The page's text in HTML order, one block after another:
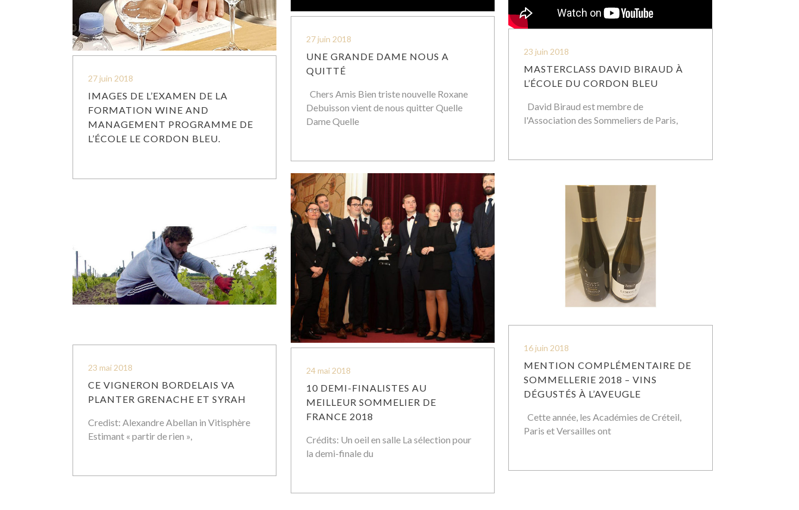
27 juin 2018
UNE GRANDE DAME NOUS A
QUITTÉ
Chers Amis Bien triste nouvelle Roxane
Debuisson vient de nous quitter Quelle
Dame Quelle
27 juin 2018
IMAGES DE L’EXAMEN DE LA
FORMATION WINE AND
MANAGEMENT PROGRAMME DE
L’ÉCOLE LE CORDON BLEU.
23 juin 2018
MASTERCLASS DAVID BIRAUD À
L’ÉCOLE DU CORDON BLEU
David Biraud est membre de
l'Association des Sommeliers de Paris,
16 juin 2018
MENTION COMPLÉMENTAIRE DE
SOMMELLERIE 2018 – VINS
DÉGUSTÉS À L’AVEUGLE
Cette année, les Académies de Créteil,
Paris et Versailles ont
24 mai 2018
10 DEMI-FINALISTES AU
MEILLEUR SOMMELIER DE
FRANCE 2018
Crédits: Un oeil en salle La sélection pour
la demi-finale du
23 mai 2018
CE VIGNERON BORDELAIS VA
PLANTER GRENACHE ET SYRAH
Credist: Alexandre Abellan in Vitisphère
Estimant « partir de rien »,